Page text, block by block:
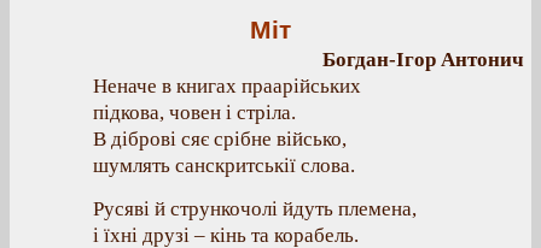
Міт
Богдан-Ігор Антонич
Неначе в книгах праарійських
підкова, човен і стріла.
В діброві сяє срібне військо,
шумлять санскритськії слова.
Русяві й стрункочолі йдуть племена,
і їхні друзі – кінь та корабель.